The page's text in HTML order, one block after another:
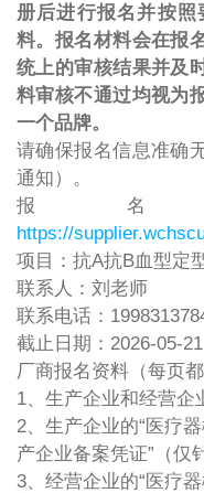
册后进行报名并按
料。报名材料会在报
统上的审核结果并及
料审核不通过均视为
一个品牌。
请确保报名信息准确
通知）。
报
https://
项目：抗A抗B血型定
联系人：刘老师
联系电话：
截止日期：2026-05-21
厂商报名资料（每页
1、生产企业和经营企
2、生产企业的“医疗
产企业备案凭证”（仅
3、经营企业的“医疗